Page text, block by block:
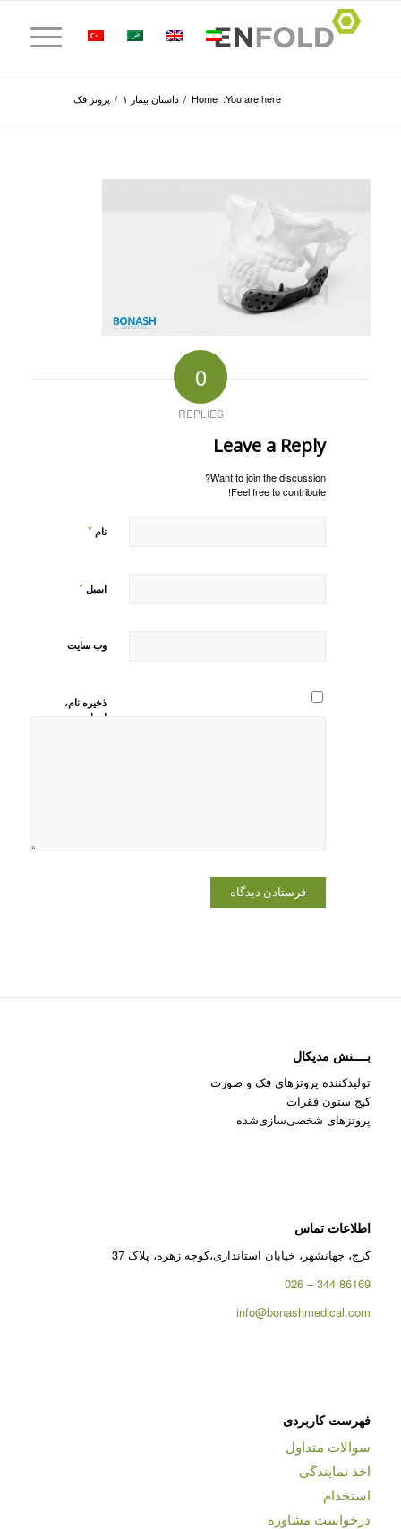
You are here:
Home
/ داستان بیمار ۱ / پروتز فک
0
REPLIES
Leave a Reply
Want to join the discussion?
Feel free to contribute!
نام *
ایمیل *
وب‌ سایت
ذخیره نام،
ایمیل و
بــــنش مدیکال
تولیدکننده پروتزهای فک و صورت
کیج ستون فقرات
پروتزهای شخصی‌سازی‌شده
اطلاعات تماس
کرج، جهانشهر، خیابان استانداری،کوچه زهره، پلاک 37
86169 344 – 026
info@bonashmedical.com
فهرست کاربردی
سوالات متداول
اخذ نمایندگی
استخدام
درخواست مشاوره